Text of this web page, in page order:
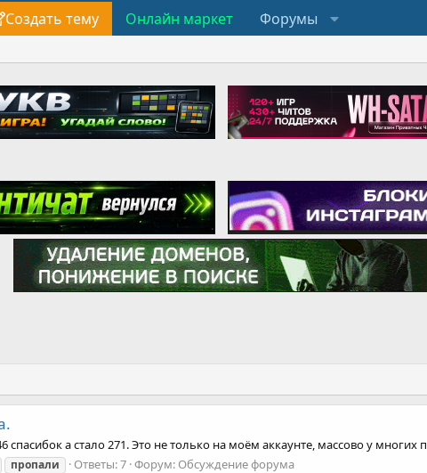
Создать тему Онлайн маркет Форумы
спасибок а стало 271. Это не только на моём аккаунте, массово у
пропали Ответы: 7 Форум: Обсуждение форума